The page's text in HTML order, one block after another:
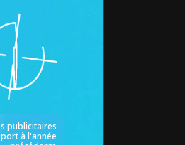
publicitaires
à l'année